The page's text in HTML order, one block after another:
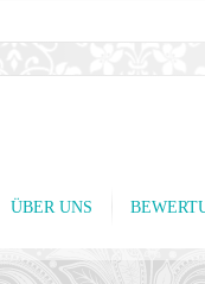
ÜBER UNS